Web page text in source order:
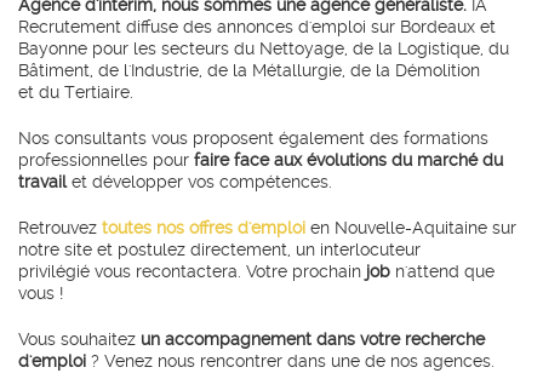
Agence d'intérim, nous sommes une agence généraliste. IA
Recrutement diffuse des annonces d'emploi sur Bordeaux et
Bayonne pour les secteurs du Nettoyage, de la Logistique, du
Bâtiment, de l'Industrie, de la Métallurgie, de la Démolition
et du Tertiaire.
Nos consultants vous proposent également des formations
professionnelles pour faire face aux évolutions du marché du
travailet développer vos compétences.
Retrouvez toutes nos offres d'emploi en Nouvelle-Aquitaine sur
notre site et postulez directement, un interlocuteur
privilégié vous recontactera. Votre prochain job n'attend que
vous !
Vous souhaitez un accompagnement dans votre recherche
d'emploi ? Venez nous rencontrer dans une de nos agences.